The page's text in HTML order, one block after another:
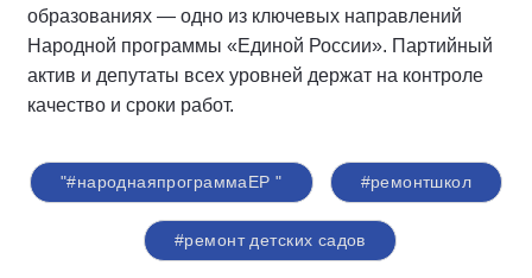
образованиях — одно из ключевых направлений
Народной программы «Единой России». Партийный
актив и депутаты всех уровней держат на контроле
качество и сроки работ.
"#народнаяпрограммаЕР " #ремонтшкол
#ремонт детских садов